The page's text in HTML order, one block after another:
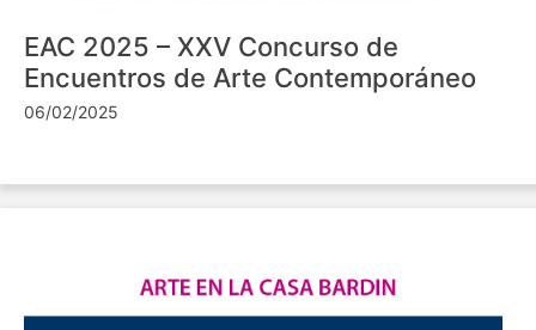
EAC 2025 – XXV Concurso de
Encuentros de Arte Contemporáneo
06/02/2025